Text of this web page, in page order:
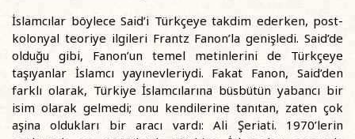
İslamcılar böylece Said’i Türkçeye takdim ederken, post-
kolonyal teoriye ilgileri Frantz Fanon’la genişledi. Said’de
olduğu gibi, Fanon’un temel metinlerini de Türkçeye
taşıyanlar İslamcı yayınevleriydi. Fakat Fanon, Said’den
farklı olarak, Türkiye İslamcılarına büsbütün yabancı bir
isim olarak gelmedi; onu kendilerine tanıtan, zaten çok
aşina oldukları bir aracı vardı: Ali Şeriati. 1970’lerin